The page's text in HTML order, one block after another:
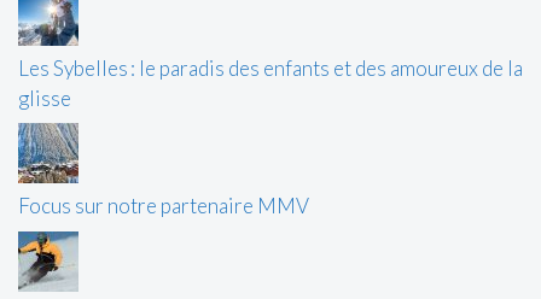
Les Sybelles : le paradis des enfants et des amoureux de la
glisse
Focus sur notre partenaire MMV